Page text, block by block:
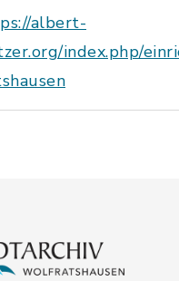
albert-
index.php/